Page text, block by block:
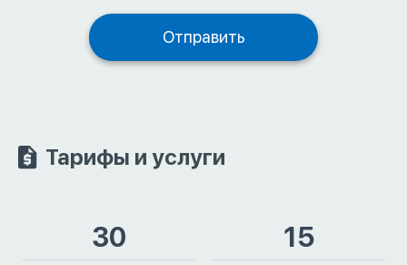
Тарифы и услуги
30 15